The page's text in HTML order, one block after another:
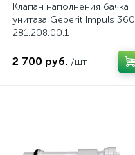
Клапан наполнения бачка
унитаза Geberit Impuls 360
281.208.00.1
2 700 руб. /шт